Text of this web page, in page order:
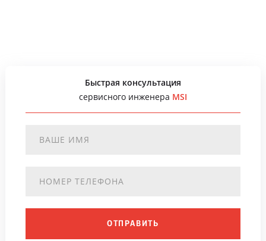
Быстрая консультация
сервисного инженера MSI
ОТПРАВИТЬ